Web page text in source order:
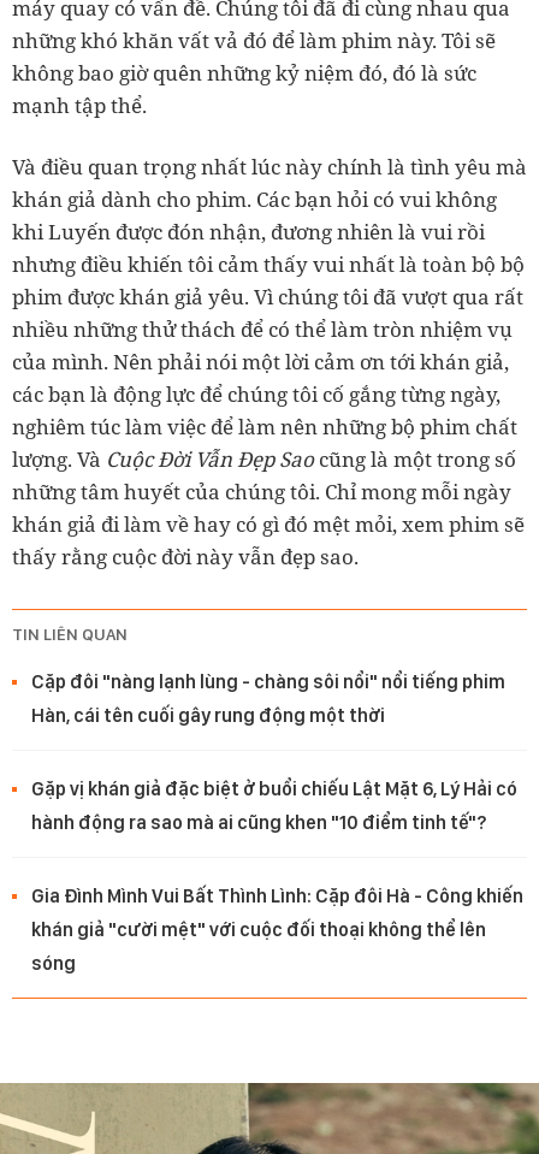
máy quay có vấn đề. Chúng tôi đã đi cùng nhau qua
những khó khăn vất vả đó để làm phim này. Tôi sẽ
không bao giờ quên những kỷ niệm đó, đó là sức
mạnh tập thể.
Và điều quan trọng nhất lúc này chính là tình yêu mà
khán giả dành cho phim. Các bạn hỏi có vui không
khi Luyến được đón nhận, đương nhiên là vui rồi
nhưng điều khiến tôi cảm thấy vui nhất là toàn bộ bộ
phim được khán giả yêu. Vì chúng tôi đã vượt qua rất
nhiều những thử thách để có thể làm tròn nhiệm vụ
của mình. Nên phải nói một lời cảm ơn tới khán giả,
các bạn là động lực để chúng tôi cố gắng từng ngày,
nghiêm túc làm việc để làm nên những bộ phim chất
lượng. Và Cuộc Đời Vẫn Đẹp Saocũng là một trong số
những tâm huyết của chúng tôi. Chỉ mong mỗi ngày
khán giả đi làm về hay có gì đó mệt mỏi, xem phim sẽ
thấy rằng cuộc đời này vẫn đẹp sao.
TIN LIÊN QUAN
Cặp đôi "nàng lạnh lùng - chàng sôi nổi" nổi tiếng phim
Hàn, cái tên cuối gây rung động một thời
Gặp vị khán giả đặc biệt ở buổi chiếu Lật Mặt 6, Lý Hải có
hành động ra sao mà ai cũng khen "10 điểm tinh tế"?
Gia Đình Mình Vui Bất Thình Lình: Cặp đôi Hà - Công khiến
khán giả "cười mệt" với cuộc đối thoại không thể lên
sóng